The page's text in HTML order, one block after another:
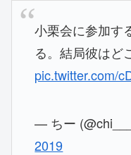
小栗会に参加す
る。結局彼はど
pic.twitter.com/
— ちー
2019